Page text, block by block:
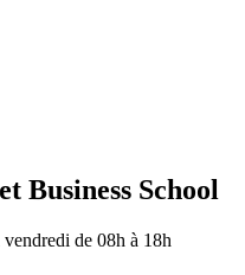
Business School
de 08h à 18h